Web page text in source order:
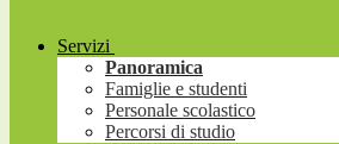
Servizi
Panoramica
Famiglie e studenti
Personale scolastico
Percorsi di studio